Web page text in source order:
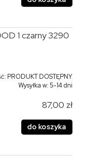
1 czarny 3290
PRODUKT DOSTĘPNY
Wysyłka w:5-14 dni
87,00 zł
do koszyka